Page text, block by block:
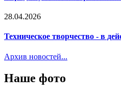
28.04.2026
Техническое творчество - в
Архив новостей...
Наше фото